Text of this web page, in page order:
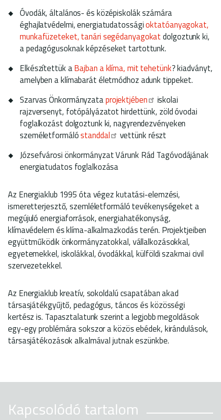
Óvodák, általános- és középiskolák számára
éghajlatvédelmi, energiatudatosságioktatóanyagokat,
munkafüzeteket, tanári segédanyagokat dolgoztunk ki,
a pedagógusoknak képzéseket tartottunk.
Elkészítettük aBajban a klíma, mit tehetünk? kiadványt,
amelyben a klímabarát életmódhoz adunk tippeket.
Szarvas Önkormányzataprojektjében
iskolai
rajzversenyt, fotópályázatot hirdettünk, zöld óvodai
foglalkozást dolgoztunk ki, nagyrendezvényeken
személetformálóstanddal
vettünk részt
Józsefvárosi önkormányzat Várunk Rád Tagóvodájának
energiatudatos foglalkozása
Az Energiaklub 1995 óta végez kutatási-elemzési,
ismeretterjesztő, szemléletformáló tevékenységeket a
megújuló energiaforrások, energiahatékonyság,
klímavédelem és klíma-alkalmazkodás terén. Projektjeiben
együttműködik önkormányzatokkal, vállalkozásokkal,
egyetemekkel, iskolákkal, óvodákkal, külföldi szakmai civil
szervezetekkel.
Az Energiaklub kreatív, sokoldalú csapatában akad
társasjátékgyűjtő, pedagógus, táncos és közösségi
kertész is. Tapasztalatunk szerint a legjobb megoldások
egy-egy problémára sokszor a közös ebédek, kirándulások,
társasjátékozások alkalmával jutnak eszünkbe.
Kapcsolódó tartalom